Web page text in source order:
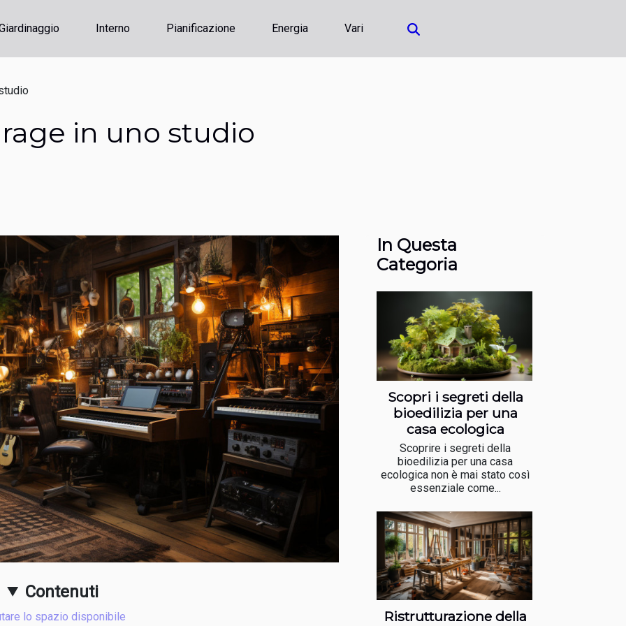
Interno Pianificazione Energia Vari
in uno studio
Contenuti
lo spazio disponibile
In Questa
Categoria
Scopri i segreti della
bioedilizia per una
casa ecologica
Scoprire i segreti della
bioedilizia per una casa
ecologica non è mai stato così
essenziale come...
Ristrutturazione della